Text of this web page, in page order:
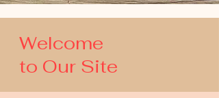
Welcome
to Our Site